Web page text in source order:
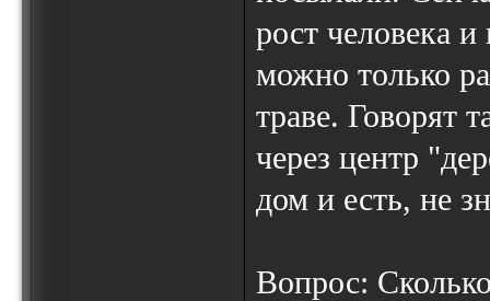
рост человека
можно только
траве. Говорят
через центр
дом и есть, не
Вопрос: